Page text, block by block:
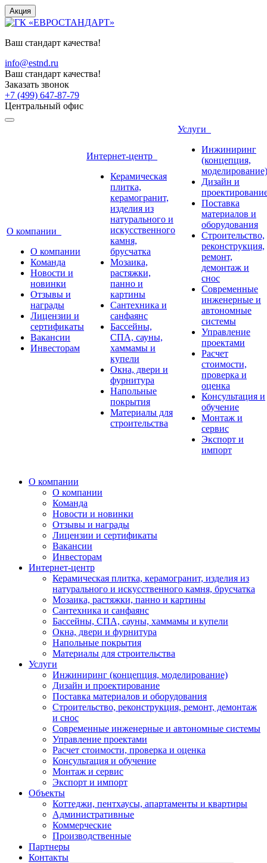
Акция
Ваш стандарт качества!
info@estnd.ru
Ваш стандарт качества!
Заказать звонок
+7 (499) 647-87-79
Центральный офис
О компании
О компании
Команда
Новости и
новинки
Отзывы и
награды
Лицензии и
сертификаты
Вакансии
Инвесторам
Интернет-центр
Керамическая
плитка,
керамогранит,
изделия из
натурального и
искусственного
камня,
брусчатка
Мозаика,
растяжки,
панно и
картины
Сантехника и
санфаянс
Бассейны,
СПА, сауны,
хаммамы и
купели
Окна, двери и
фурнитура
Напольные
покрытия
Материалы для
строительства
Услуги
Инжиниринг
(концепция,
моделирование)
Дизайн и
Поставка
материалов и
оборудования
Строительство,
реконструкция,
ремонт,
демонтаж и
снос
Современные
инженерные и
автономные
системы
Управление
проектами
Расчет
стоимости,
проверка и
оценка
Консультация и
обучение
Монтаж и
сервис
Экспорт и
импорт
О компании
О компании
Команда
Новости и новинки
Отзывы и награды
Лицензии и сертификаты
Вакансии
Инвесторам
Интернет-центр
Керамическая плитка, керамогранит, изделия из
натурального и искусственного камня, брусчатка
Мозаика, растяжки, панно и картины
Сантехника и санфаянс
Бассейны, СПА, сауны, хаммамы и купели
Окна, двери и фурнитура
Напольные покрытия
Материалы для строительства
Услуги
Инжиниринг (концепция, моделирование)
Дизайн и проектирование
Поставка материалов и оборудования
Строительство, реконструкция, ремонт, демонтаж
и снос
Современные инженерные и автономные системы
Управление проектами
Расчет стоимости, проверка и оценка
Консультация и обучение
Монтаж и сервис
Экспорт и импорт
Объекты
Коттеджи, пентхаусы, апартаменты и квартиры
Административные
Коммерческие
Производственные
Партнеры
Контакты